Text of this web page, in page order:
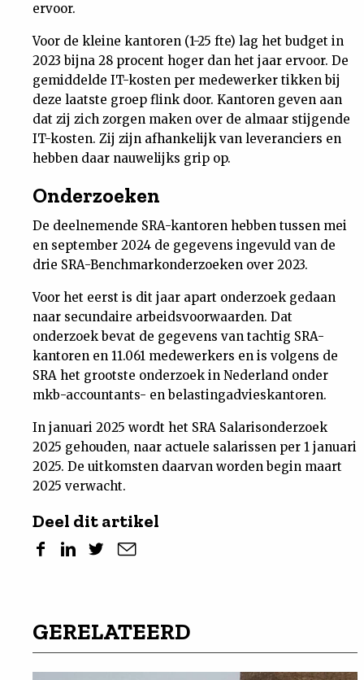
ervoor.
Voor de kleine kantoren (1-25 fte) lag het budget in
2023 bijna 28 procent hoger dan het jaar ervoor. De
gemiddelde IT-kosten per medewerker tikken bij
deze laatste groep flink door. Kantoren geven aan
dat zij zich zorgen maken over de almaar stijgende
IT-kosten. Zij zijn afhankelijk van leveranciers en
hebben daar nauwelijks grip op.
Onderzoeken
De deelnemende SRA-kantoren hebben tussen mei
en september 2024 de gegevens ingevuld van de
drie SRA-Benchmarkonderzoeken over 2023.
Voor het eerst is dit jaar apart onderzoek gedaan
naar secundaire arbeidsvoorwaarden. Dat
onderzoek bevat de gegevens van tachtig SRA-
kantoren en 11.061 medewerkers en is volgens de
SRA het grootste onderzoek in Nederland onder
mkb-accountants- en belastingadvieskantoren.
In januari 2025 wordt het SRA Salarisonderzoek
2025 gehouden, naar actuele salarissen per 1 januari
2025. De uitkomsten daarvan worden begin maart
2025 verwacht.
Deel dit artikel
GERELATEERD